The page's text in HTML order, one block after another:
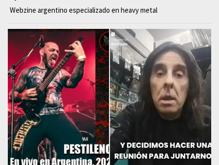
Webzine argentino especializado en heavy metal